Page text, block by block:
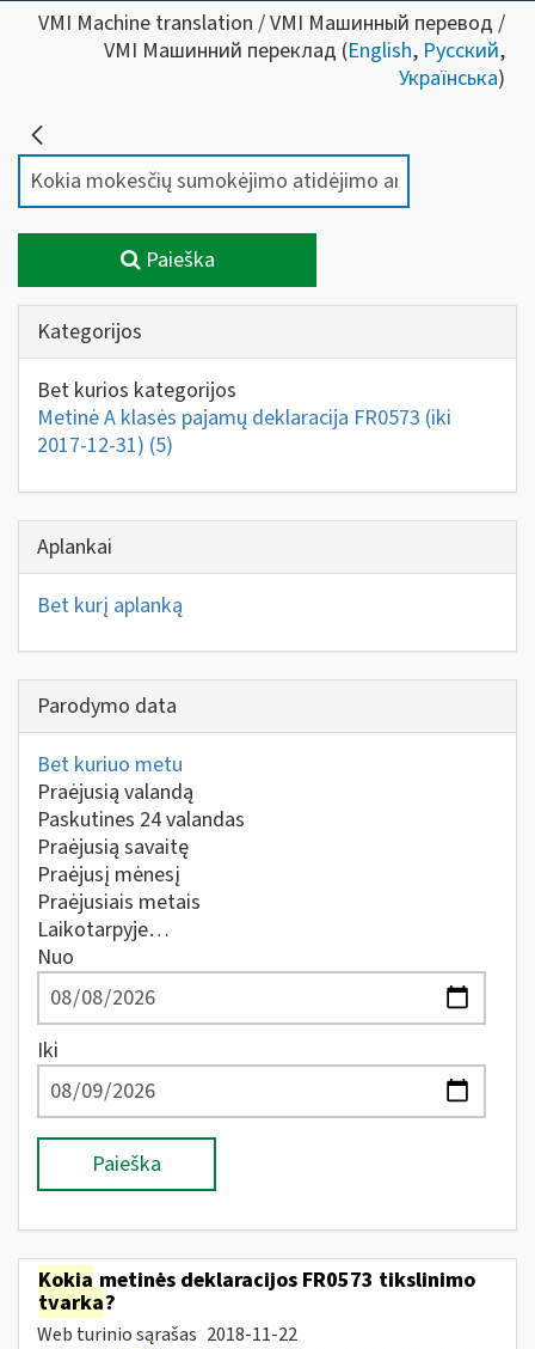
VMI Machine translation / VMI Машинный перевод /
VMI Машинний переклад (English, Русский,
Українська)
Paieška
Kategorijos
Bet kurios kategorijos
Metinė A klasės pajamų deklaracija FR0573 (iki
2017-12-31) (5)
Aplankai
Bet kurį aplanką
Parodymo data
Bet kuriuo metu
Praėjusią valandą
Paskutines 24 valandas
Praėjusią savaitę
Praėjusį mėnesį
Praėjusiais metais
Laikotarpyje…
Nuo
Iki
Paieška
Kokia metinės deklaracijos FR0573 tikslinimo
tvarka?
Web turinio sąrašas 2018-11-22